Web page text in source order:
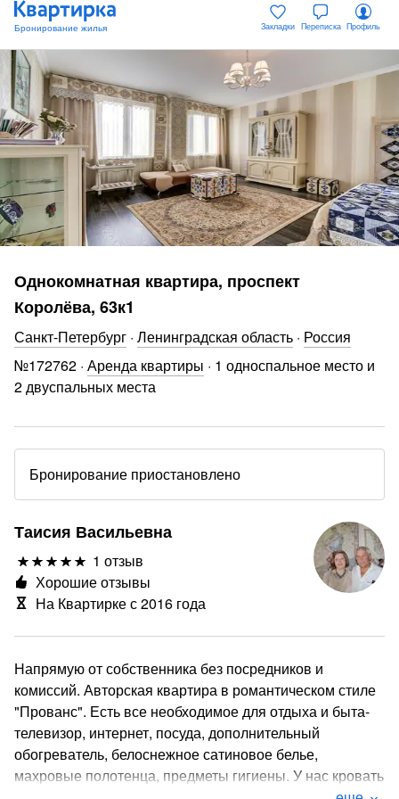
Закладки Переписка Профиль
Однокомнатная квартира, проспект
Королёва, 63к1
Санкт-Петербург · Ленинградская область · Россия
№172762 · Аренда квартиры · 1 односпальное место и
2 двуспальных места
Бронирование приостановлено
Таисия Васильевна
1 отзыв
Хорошие отзывы
На Квартирке с 2016 года
Напрямую от собственника без посредников и
комиссий. Авторская квартира в романтическом стиле
"Прованс". Есть все необходимое для отдыха и быта-
телевизор, интернет, посуда, дополнительный
обогреватель, белоснежное сатиновое белье,
махровые полотенца, предметы гигиены. У нас кровать